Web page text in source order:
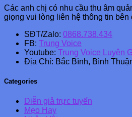
Các anh chị có nhu cầu thu âm
giọng vui lòng liên hệ thông tin bên
SĐT/Zalo: 0868.738.434
FB: Trung Voice
Youtube: Trung Voice Luyện
Địa Chỉ: Bắc Bình, Bình
Categories
Diễn giả trực tuyến
Mẹo Hay